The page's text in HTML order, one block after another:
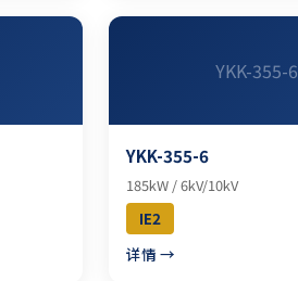
YKK-355-6
YKK-355-6
185kW / 6kV/10kV
IE2
详情 →